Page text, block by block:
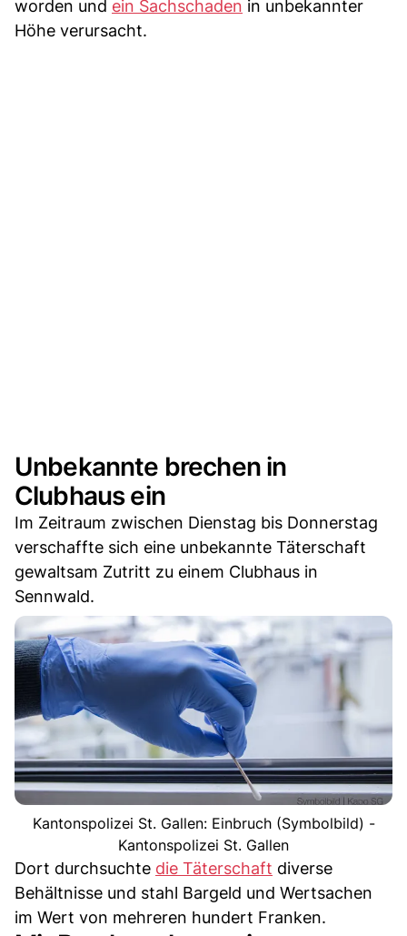
worden und ein Sachschaden in unbekannter
Höhe verursacht.
Unbekannte brechen in
Clubhaus ein
Im Zeitraum zwischen Dienstag bis Donnerstag
verschaffte sich eine unbekannte Täterschaft
gewaltsam Zutritt zu einem Clubhaus in
Sennwald.
Kantonspolizei St. Gallen: Einbruch (Symbolbild) -
Kantonspolizei St. Gallen
Dort durchsuchte die Täterschaft diverse
Behältnisse und stahl Bargeld und Wertsachen
im Wert von mehreren hundert Franken.